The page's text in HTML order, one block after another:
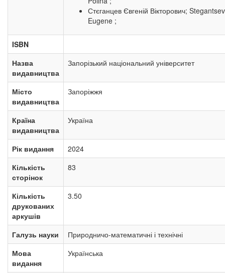
Стєганцев Євгеній Вікторович; Stegantsev
Eugene ;
ISBN
Назва
видавництва
Запорізький національний університет
Місто
видавництва
Запоріжжя
Країна
видавництва
Україна
Рік видання
2024
Кількість
сторінок
83
Кількість
друкованих
аркушів
3.50
Галузь науки
Природничо-математичні і технічні
Мова
видання
Українська